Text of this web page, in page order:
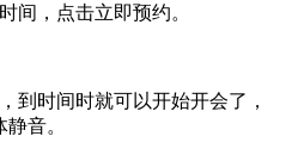
间，点击立即预约。
到时间时就可以开始开会了，
音。